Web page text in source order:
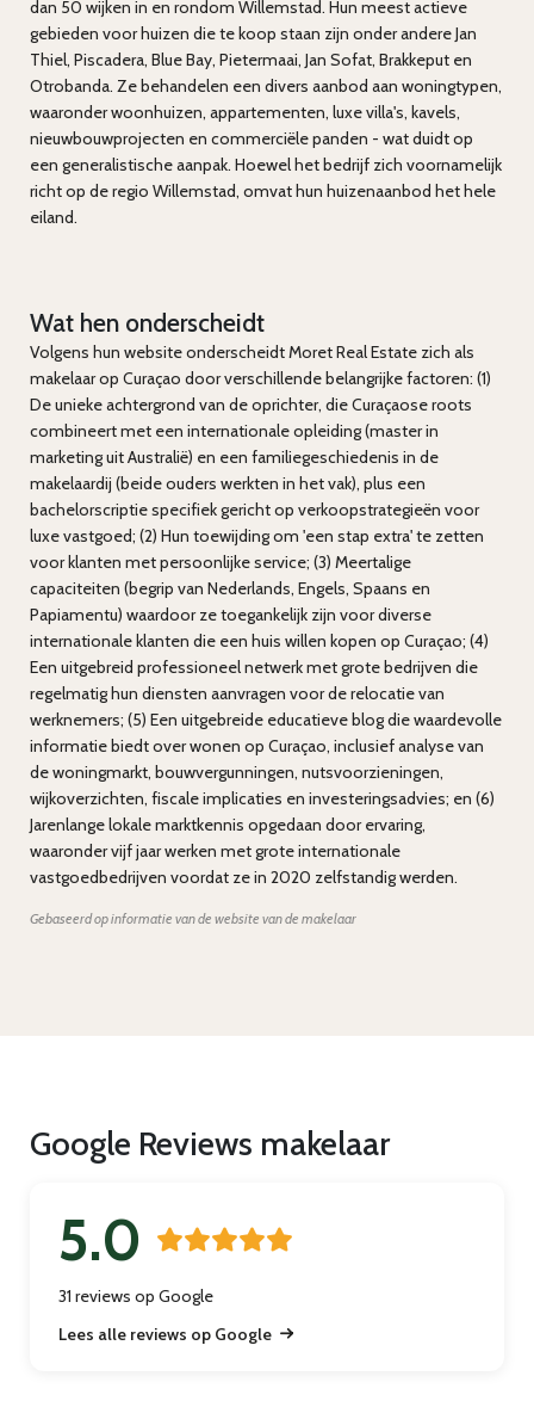
dan 50 wijken in en rondom Willemstad. Hun meest actieve
gebieden voor huizen die te koop staan zijn onder andere Jan
Thiel, Piscadera, Blue Bay, Pietermaai, Jan Sofat, Brakkeput en
Otrobanda. Ze behandelen een divers aanbod aan woningtypen,
waaronder woonhuizen, appartementen, luxe villa's, kavels,
nieuwbouwprojecten en commerciële panden - wat duidt op
een generalistische aanpak. Hoewel het bedrijf zich voornamelijk
richt op de regio Willemstad, omvat hun huizenaanbod het hele
eiland.
Wat hen onderscheidt
Volgens hun website onderscheidt Moret Real Estate zich als
makelaar op Curaçao door verschillende belangrijke factoren: (1)
De unieke achtergrond van de oprichter, die Curaçaose roots
combineert met een internationale opleiding (master in
marketing uit Australië) en een familiegeschiedenis in de
makelaardij (beide ouders werkten in het vak), plus een
bachelorscriptie specifiek gericht op verkoopstrategieën voor
luxe vastgoed; (2) Hun toewijding om 'een stap extra' te zetten
voor klanten met persoonlijke service; (3) Meertalige
capaciteiten (begrip van Nederlands, Engels, Spaans en
Papiamentu) waardoor ze toegankelijk zijn voor diverse
internationale klanten die een huis willen kopen op Curaçao; (4)
Een uitgebreid professioneel netwerk met grote bedrijven die
regelmatig hun diensten aanvragen voor de relocatie van
werknemers; (5) Een uitgebreide educatieve blog die waardevolle
informatie biedt over wonen op Curaçao, inclusief analyse van
de woningmarkt, bouwvergunningen, nutsvoorzieningen,
wijkoverzichten, fiscale implicaties en investeringsadvies; en (6)
Jarenlange lokale marktkennis opgedaan door ervaring,
waaronder vijf jaar werken met grote internationale
vastgoedbedrijven voordat ze in 2020 zelfstandig werden.
Gebaseerd op informatie van de website van de makelaar
Google Reviews makelaar
5.0
31 reviews op Google
Lees alle reviews op Google